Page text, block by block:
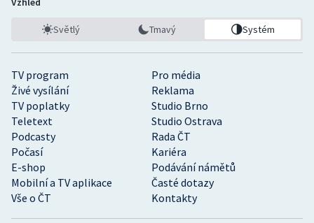
TV program
Pro média
Živé vysílání
Reklama
TV poplatky
Studio Brno
Teletext
Studio Ostrava
Podcasty
Rada ČT
Počasí
Kariéra
E-shop
Podávání námětů
Mobilní a TV aplikace
Časté dotazy
Vše o ČT
Kontakty
Světlý Tmavý Systém